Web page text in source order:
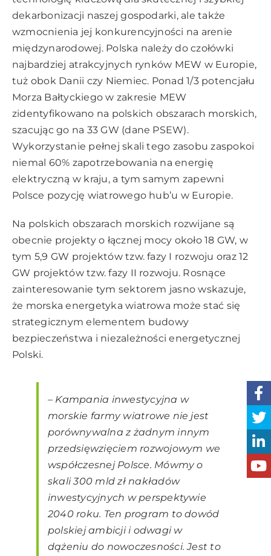
dekarbonizacji naszej gospodarki, ale także
wzmocnienia jej konkurencyjności na arenie
międzynarodowej. Polska należy do czołówki
najbardziej atrakcyjnych rynków MEW w Europie,
tuż obok Danii czy Niemiec. Ponad 1/3 potencjału
Morza Bałtyckiego w zakresie MEW
zidentyfikowano na polskich obszarach morskich,
szacując go na 33 GW (dane PSEW).
Wykorzystanie pełnej skali tego zasobu zaspokoi
niemal 60% zapotrzebowania na energię
elektryczną w kraju, a tym samym zapewni
Polsce pozycję wiatrowego hub’u w Europie.
Na polskich obszarach morskich rozwijane są
obecnie projekty o łącznej mocy około 18 GW, w
tym 5,9 GW projektów tzw. fazy I rozwoju oraz 12
GW projektów tzw. fazy II rozwoju. Rosnące
zainteresowanie tym sektorem jasno wskazuje,
że morska energetyka wiatrowa może stać się
strategicznym elementem budowy
bezpieczeństwa i niezależności energetycznej
Polski.
– Kampania inwestycyjna w
morskie farmy wiatrowe nie jest
porównywalna z żadnym innym
przedsięwzięciem rozwojowym we
współczesnej Polsce. Mówmy o
skali 300 mld zł nakładów
inwestycyjnych w perspektywie
2040 roku. Ten program to dowód
polskiej ambicji i odwagi w
dążeniu do nowoczesności. Jest to